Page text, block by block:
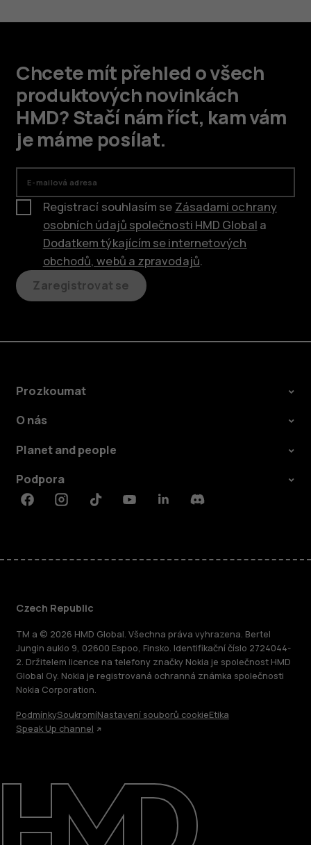
Oprava, opětovné použití, recyklace
Czech Republic
Chcete mít přehled o všech
produktových novinkách
HMD? Stačí nám říct, kam vám
je máme posílat.
E-mailová adresa
Registrací souhlasím se Zásadami ochrany
osobních údajů společnosti HMD Global a
Dodatkem týkajícím se internetových
obchodů, webů a zpravodajů.
Zaregistrovat se
Prozkoumat
O nás
Planet and people
Podpora
FacebookInstagramTiktokYoutubeLinkedinDiscord
Czech Republic
TM a © 2026 HMD Global. Všechna práva vyhrazena. Bertel
Jungin aukio 9, 02600 Espoo, Finsko. Identifikační číslo 2724044-
2. Držitelem licence na telefony značky Nokia je společnost HMD
Global Oy. Nokia je registrovaná ochranná známka společnosti
Nokia Corporation.
PodmínkySoukromíNastavení souborů cookieEtika
Speak Up channel